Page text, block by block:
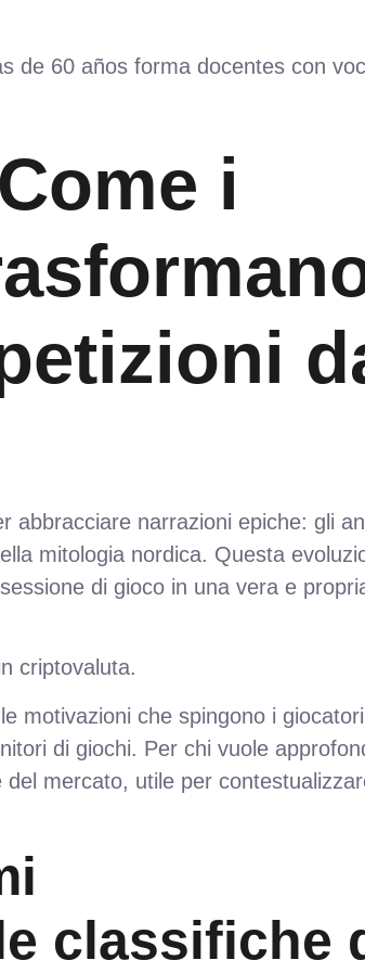
de 60 años forma docentes con
i
abbracciare narrazioni epiche: gli
mitologia nordica. Questa
di gioco in una vera e
criptovaluta.
motivazioni che spingono i
di giochi. Per chi vuole
mercato, utile per
classifiche